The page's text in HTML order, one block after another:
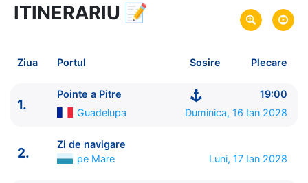
8 zile vacanta de croaziera in
Caraibe de Est (fara SUA) -
Plecare pe 16 Ian 2028
din Pointe a Pitre,
Sosire pe 23 Ian 2028 in Pointe a Pitre, Guadelupa
MSC Meraviglia★★★★★
ITINERARIU 📝
Ziua Portul Sosire Plecare
1.
Pointe a Pitre
19:00
Guadelupa
Duminica, 16 Ian 2028
2.
Zi de navigare
pe Mare
Luni, 17 Ian 2028